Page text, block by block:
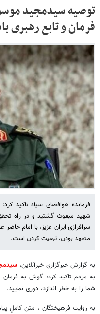
توصیه سیدمجید
فرمان و تابع رهبری
فرمانده هوافضای سپاه تاکید
شهید مبعوث گشتید و در راه تحقق
سرافرازی ایران عزیز، با امام
متعهد بودن، تبعیت کردن است.
به گزارش خبرگزاری خبرآنلاین،
به مردم تاکید کرد: گوش به
شما را به خطر اندازد، دوری نمایید.
به روایت فرهیختگان ، متن کاملِ